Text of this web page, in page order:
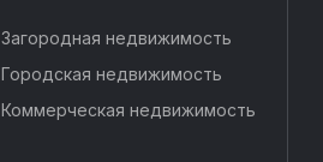
Загородная недвижимость
Городская недвижимость
Коммерческая недвижимость